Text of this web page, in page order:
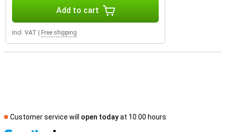
Add to cart
Incl. VAT Free shipping
Customer service will open todayat 10.00 hours